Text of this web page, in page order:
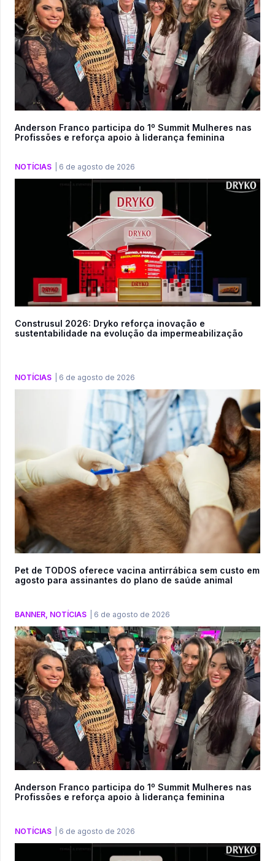
Anderson Franco participa do 1º Summit Mulheres nas
Profissões e reforça apoio à liderança feminina
NOTÍCIAS 6 de agosto de 2026
Construsul 2026: Dryko reforça inovação e
sustentabilidade na evolução da impermeabilização
NOTÍCIAS 6 de agosto de 2026
Pet de TODOS oferece vacina antirrábica sem custo em
agosto para assinantes do plano de saúde animal
BANNER NOTÍCIAS 6 de agosto de 2026
Anderson Franco participa do 1º Summit Mulheres nas
Profissões e reforça apoio à liderança feminina
NOTÍCIAS 6 de agosto de 2026